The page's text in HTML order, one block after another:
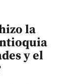
la
y el